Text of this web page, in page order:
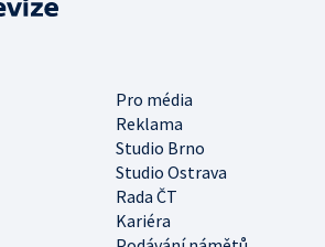
Pro média
Reklama
Studio Brno
Studio Ostrava
Rada ČT
Kariéra